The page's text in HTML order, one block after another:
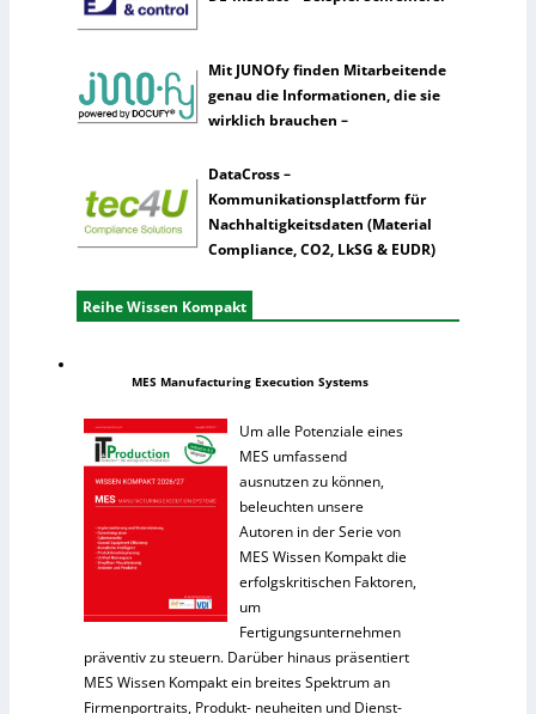
Mit JUNOfy finden Mitarbeitende
genau die Informationen, die sie
wirklich brauchen –
DataCross –
Kommunikationsplattform für
Nachhaltigkeitsdaten (Material
Compliance, CO2, LkSG & EUDR)
Reihe Wissen Kompakt
MES Manufacturing Execution Systems
Um alle Potenziale eines
MES umfassend
ausnutzen zu können,
beleuchten unsere
Autoren in der Serie von
MES Wissen Kompakt die
erfolgskritischen Faktoren,
um
Fertigungsunternehmen
präventiv zu steuern. Darüber hinaus präsentiert
MES Wissen Kompakt ein breites Spektrum an
Firmenportraits, Produkt- neuheiten und Dienst-